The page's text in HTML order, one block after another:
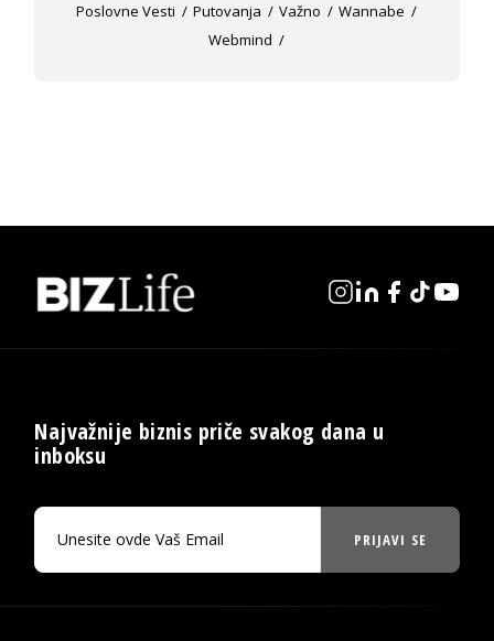
Poslovne Vesti
Putovanja Važno
Wannabe
Webmind
Najvažnije biznis priče svakog dana u
inboksu
PRIJAVI SE